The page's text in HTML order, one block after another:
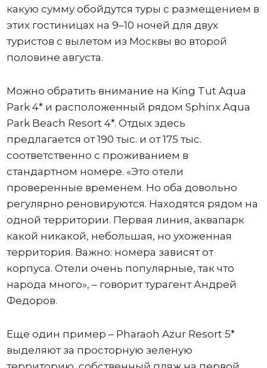
какую сумму обойдутся туры с размещением в
этих гостиницах на 9–10 ночей для двух
туристов с вылетом из Москвы во второй
половине августа.
Можно обратить внимание на King Tut Aqua
Park 4* и расположенный рядом Sphinx Aqua
Park Beach Resort 4*. Отдых здесь
предлагается от 190 тыс. и от 175 тыс.
соответственно с проживанием в
стандартном номере. «Это отели
проверенные временем. Но оба довольно
регулярно реновируются. Находятся рядом на
одной территории. Первая линия, аквапарк
какой никакой, небольшая, но ухоженная
территория. Важно: номера зависят от
корпуса. Отели очень популярные, так что
народа много», – говорит турагент Андрей
Федоров.
Еще один пример – Pharaoh Azur Resort 5*
выделяют за просторную зеленую